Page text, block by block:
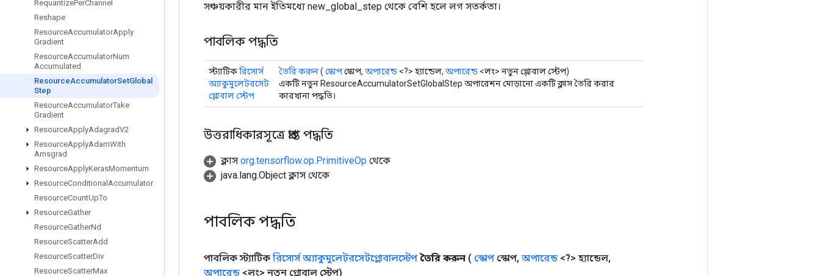
RequantizePerChannel
Reshape
ResourceAccumulatorApply
Gradient
ResourceAccumulatorNum
Accumulated
ResourceAccumulatorSetGlobal
Step
ResourceAccumulatorTake
Gradient
ResourceApplyAdagradV2
ResourceApplyAdamWith
Amsgrad
ResourceApplyKerasMomentum
ResourceConditional Accumulator
ResourceCountUpTo
ResourceGather
ResourceGatherNd
ResourceScatterAdd
ResourceScatterDiv
ResourceScatterMax
সঞ্চয়কারীর মান ইতিমধ্যে new_global_step থেকে বেশি হলে লগ সতর্কতা।
পাবলিক পদ্ধতি
স্ট্যাটিকরিসোর্স
অ্যাকুমুলেটরসেট
গ্লোবাল স্টেপ
তৈরি করুন( স্কোপস্কোপ, অপারেন্ড <?> হ্যান্ডেল, অপারেন্ড <লং> নতুন গ্লোবাল স্টেপ)
একটি নতুন ResourceAccumulatorSetGlobalStep অপারেশন মোড়ানো একটি ক্লাস তৈরি করার
কারখানা পদ্ধতি।
উত্তরাধিকারসূত্রে প্রাপ্ত পদ্ধতি
ক্লাস org.tensorflow.op.PrimitiveOp থেকে
java.lang.Object ক্লাস থেকে
পাবলিক পদ্ধতি
পাবলিক স্ট্যাটিক রিসোর্স অ্যাকুমুলেটরসেটগ্লোবালস্টেপ তৈরি করুন ( স্কোপস্কোপ, অপারেন্ড <?> হ্যান্ডেল,
অপারেন্ড <লং> নতুন গ্লোবাল স্টেপ)